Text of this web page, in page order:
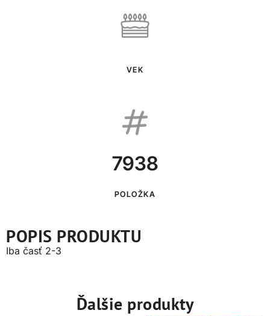
VEK
7938
POLOŽKA
POPIS PRODUKTU
Iba časť 2-3
Ďalšie produkty